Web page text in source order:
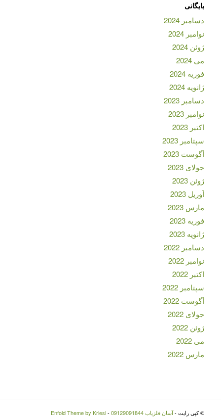
بایگانی
دسامبر 2024
نوامبر 2024
ژوئن 2024
می 2024
فوریه 2024
ژانویه 2024
دسامبر 2023
نوامبر 2023
اکتبر 2023
سپتامبر 2023
آگوست 2023
جولای 2023
ژوئن 2023
آوریل 2023
مارس 2023
فوریه 2023
ژانویه 2023
دسامبر 2022
نوامبر 2022
اکتبر 2022
سپتامبر 2022
آگوست 2022
جولای 2022
ژوئن 2022
می 2022
مارس 2022
© کپی رایت -آسان فلزیاب 09129091844 -
Enfold Theme by Kriesi